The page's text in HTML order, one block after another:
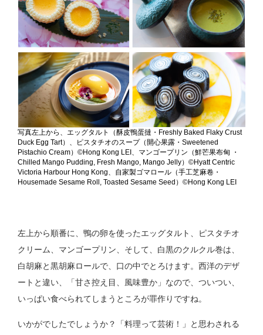
写真左上から、エッグタルト（酥皮鴨蛋撻・Freshly Baked Flaky Crust
Duck Egg Tart）、ピスタチオのスープ（開心果露・Sweetened
Pistachio Cream）©Hong Kong LEI、マンゴープリン（鮮芒果布甸 ・
Chilled Mango Pudding, Fresh Mango, Mango Jelly）©Hyatt Centric
Victoria Harbour Hong Kong、自家製ゴマロール（手工芝麻卷・
Housemade Sesame Roll, Toasted Sesame Seed）©Hong Kong LEI
左上から順番に、鴨の卵を使ったエッグタルト、ピスタチオ
クリーム、マンゴープリン、そして、白黒のクルクル巻は、
白胡麻と黒胡麻ロールで、口の中でとろけます。西洋のデザ
ートと違い、「甘さ控え目、風味豊か」なので、ついつい、
いっぱい食べられてしまうところが罪作りですね。
いかがでしたでしょうか？「料理って芸術！」と思わされる